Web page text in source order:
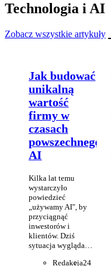
Technologia i AI
Zobacz wszystkie artykuły
Jak budować
unikalną
wartość
firmy w
czasach
powszechnego
AI
Kilka lat temu
wystarczyło
powiedzieć
„używamy AI", by
przyciągnąć
inwestorów i
klientów. Dziś
sytuacja wygląda…
Redakcja24